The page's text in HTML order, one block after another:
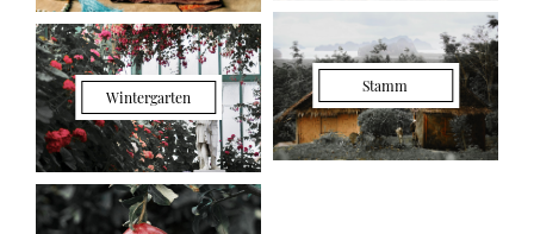
Wintergarten
Stamm